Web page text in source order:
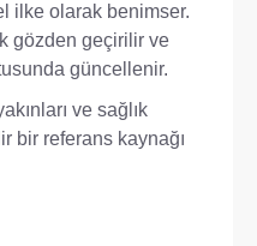
ilke olarak benimser.
gözden geçirilir ve
güncellenir.
ve sağlık
bir referans kaynağı